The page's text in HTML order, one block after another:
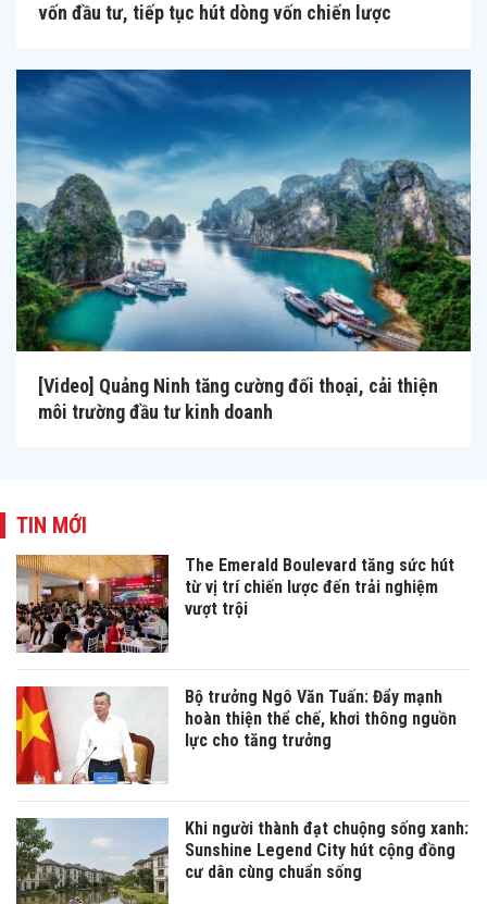
vốn đầu tư, tiếp tục hút dòng vốn chiến lược
[Video] Quảng Ninh tăng cường đối thoại, cải thiện
môi trường đầu tư kinh doanh
TIN MỚI
The Emerald Boulevard tăng sức hút
từ vị trí chiến lược đến trải nghiệm
vượt trội
Bộ trưởng Ngô Văn Tuấn: Đẩy mạnh
hoàn thiện thể chế, khơi thông nguồn
lực cho tăng trưởng
Khi người thành đạt chuộng sống xanh:
Sunshine Legend City hút cộng đồng
cư dân cùng chuẩn sống